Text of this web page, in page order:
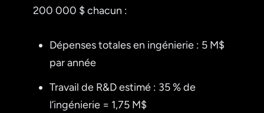
200 000 $ chacun :
Dépenses totales en ingénierie : 5 M$
par année
Travail de R&D estimé : 35 % de
l’ingénierie = 1,75 M$